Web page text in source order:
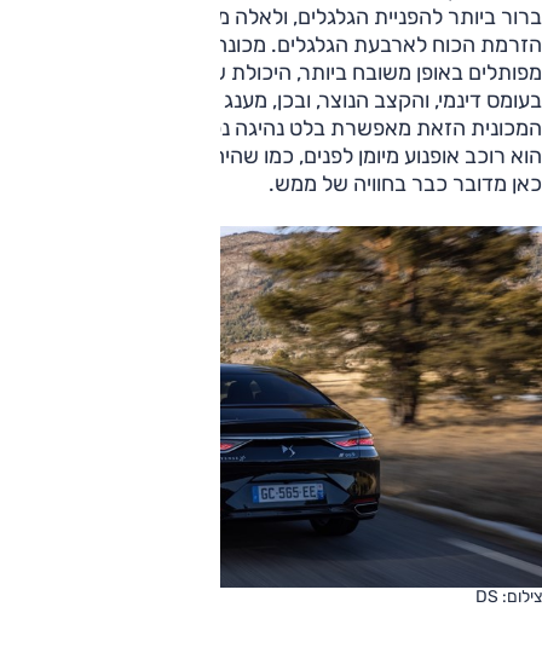
ברור ביותר להפניית הגלגלים, ולאלה מתווסף ניהול מעולה של
הזרמת הכוח לארבעת הגלגלים. מכונה זו מתנהלת בכבישים
מפותלים באופן משובח ביותר, היכולת שלה גבוהה מאוד גם
בעומס דינמי, והקצב הנוצר, ובכן, מענג ביותר. בכבישים האלה
המכונית הזאת מאפשרת בלט נהיגה נפלא, ואם הפרטנר שלכם
כאן מדובר כבר בחוויה של ממש.
צילום: DS